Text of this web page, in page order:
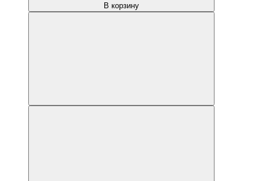
В корзину